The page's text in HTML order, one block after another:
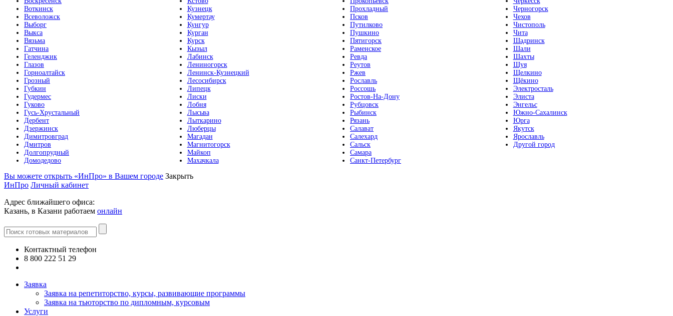
Воткинск
Всеволожск
Выборг
Выкса
Вязьма
Гатчина
Геленджик
Глазов
Горноалтайск
Грозный
Губкин
Гудермес
Гуково
Гусь-Хрустальный
Дербент
Дзержинск
Димитровград
Дмитров
Долгопрудный
Домодедово
Кузнецк
Кумертау
Кунгур
Курган
Курск
Кызыл
Лабинск
Лениногорск
Ленинск-Кузнецкий
Лесосибирск
Липецк
Лиски
Лобня
Лысьва
Лыткарино
Люберцы
Магадан
Магнитогорск
Майкоп
Махачкала
Прохладный
Псков
Путилково
Пушкино
Пятигорск
Раменское
Ревда
Реутов
Ржев
Рославль
Россошь
Ростов-На-Дону
Рубцовск
Рыбинск
Рязань
Салават
Салехард
Сальск
Самара
Санкт-Петербург
Черногорск
Чехов
Чистополь
Чита
Шадринск
Шали
Шахты
Шуя
Щелкино
Щёкино
Электросталь
Элиста
Энгельс
Южно-Сахалинск
Юрга
Якутск
Ярославль
Другой город
Вы можете открыть «ИнПро» в Вашем городе Закрыть
ИнПро Личный кабинет
Адрес ближайшего офиса:
Казань, в Казани работаем онлайн
Контактный телефон
8 800 222 51 29
Заявка
Заявка на репетиторство, курсы, развивающие программы
Заявка на тьюторство по дипломным, курсовым
Услуги